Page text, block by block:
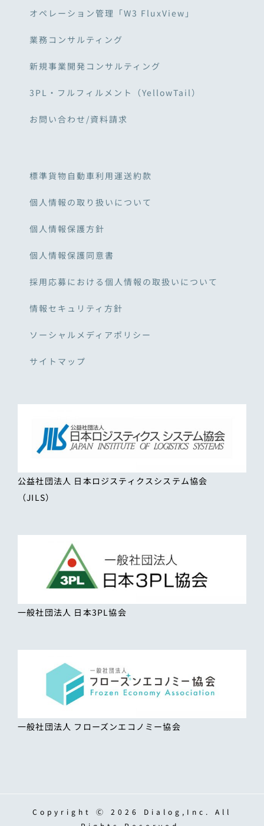
オペレーション管理「W3 FluxView」
業務コンサルティング
新規事業開発コンサルティング
3PL・フルフィルメント（YellowTail）
お問い合わせ/資料請求
標準貨物自動車利用運送約款
個人情報の取り扱いについて
個人情報保護方針
個人情報保護同意書
採用応募における個人情報の取扱いについて
情報セキュリティ方針
ソーシャルメディアポリシー
サイトマップ
公益社団法人 日本ロジスティクスシステム協会
（JILS）
一般社団法人 日本3PL協会
一般社団法人 フローズンエコノミー協会
Copyright Ⓒ 2026 Dialog,Inc. All